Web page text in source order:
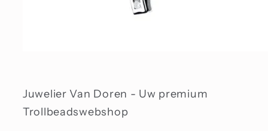
modaal
Juwelier Van Doren - Uw premium
Trollbeadswebshop